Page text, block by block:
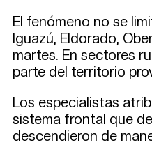
El fenómeno no se
Iguazú, Eldorado,
martes. En sectores
parte del territorio
Los especialistas
sistema frontal que
descendieron de